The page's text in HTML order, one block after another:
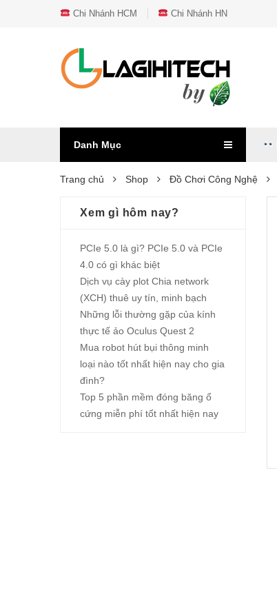
Chi Nhánh HCM Chi Nhánh HN
Danh Mục
Trang chủ Shop Đồ Chơi Công Nghệ
Xem gì hôm nay?
PCIe 5.0 là gì? PCIe 5.0 và PCIe
4.0 có gì khác biệt
Dịch vụ cày plot Chia network
(XCH) thuê uy tín, minh bạch
Những lỗi thường gặp của kính
thực tế ảo Oculus Quest 2
Mua robot hút bụi thông minh
loại nào tốt nhất hiện nay cho gia
đình?
Top 5 phần mềm đóng băng ổ
cứng miễn phí tốt nhất hiện nay